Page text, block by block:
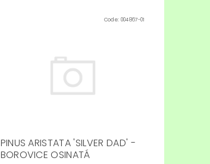
Code: 004867-01
PINUS ARISTATA 'SILVER DAD' -
BOROVICE OSINATÁ